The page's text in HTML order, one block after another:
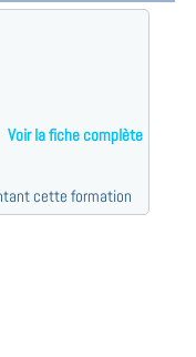
Voir la fiche complète
cette formation